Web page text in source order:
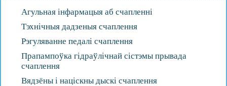
Агульная інфармацыя аб счапленні
Тэхнічныя дадзеныя счаплення
Рэгуляванне педалі счаплення
Прапампоўка гідраўлічнай сістэмы прывада
счаплення
Вядзёны і націскны дыскі счаплення